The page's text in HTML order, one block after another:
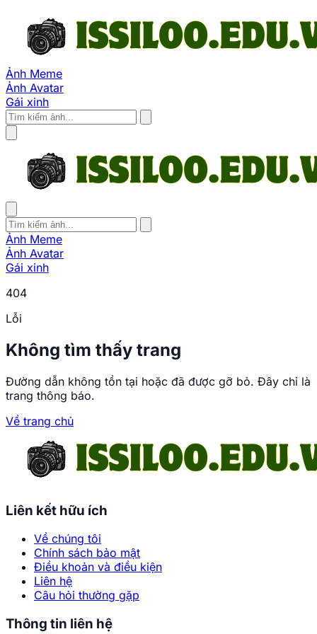
Ảnh Meme
Ảnh Avatar
Gái xinh
Ảnh Meme
Ảnh Avatar
Gái xinh
404
Lỗi
Không tìm thấy trang
Đường dẫn không tồn tại hoặc đã được gỡ bỏ. Đây chỉ là
trang thông báo.
Về trang chủ
Trang chủ
Arisaka khiến bạn chỉ
muốn xem mãi
Phạm Đức
Liên kết hữu ích
Về chúng tôi
Chính sách bảo mật
Điều khoản và điều kiện
Liên hệ
Câu hỏi thường gặp
Thông tin liên hệ